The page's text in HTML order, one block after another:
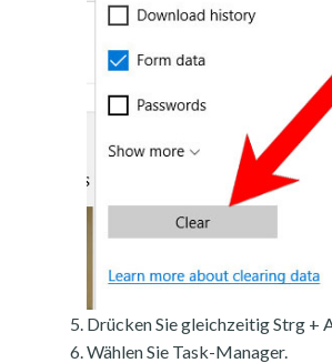
Drücken Sie gleichzeitig Strg +
Wählen Sie Task-Manager.